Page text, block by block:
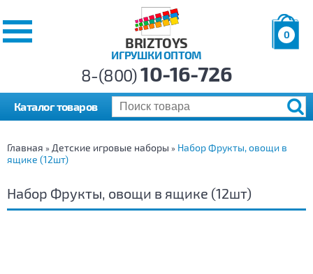
BRIZTOYS
ИГРУШКИ ОПТОМ
0
р.
8-(800)10-16-726
Каталог товаров
Главная » Детские игровые наборы » Набор Фрукты, овощи в
ящике (12шт)
Набор Фрукты, овощи в ящике (12шт)